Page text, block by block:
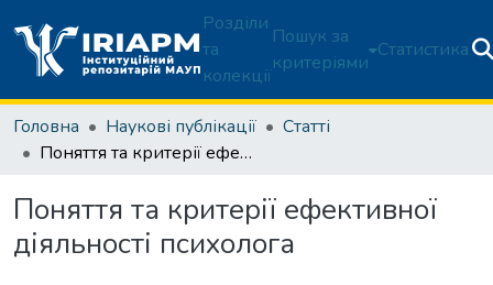
Розділи
та
колекції
Пошук за
критеріями
Статистика
Головна Наукові публікації
Статті
Поняття та критерії ефективної діяльності психолога
Поняття та критерії ефективної
діяльності психолога